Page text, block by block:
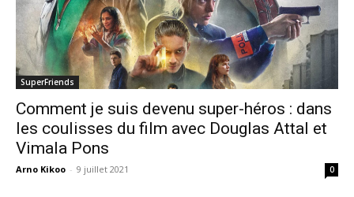
SuperFriends
Comment je suis devenu super-héros : dans
les coulisses du film avec Douglas Attal et
Vimala Pons
Arno Kikoo - 9 juillet 2021 0